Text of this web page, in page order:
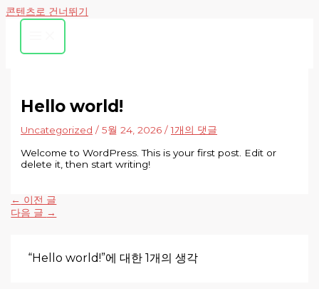
콘텐츠로 건너뛰기
Hello world!
Uncategorized /5월 24, 2026/1개의 댓글
Welcome to WordPress. This is your first post. Edit or
delete it, then start writing!
← 이전 글
다음 글 →
“Hello world!”에 대한 1개의 생각